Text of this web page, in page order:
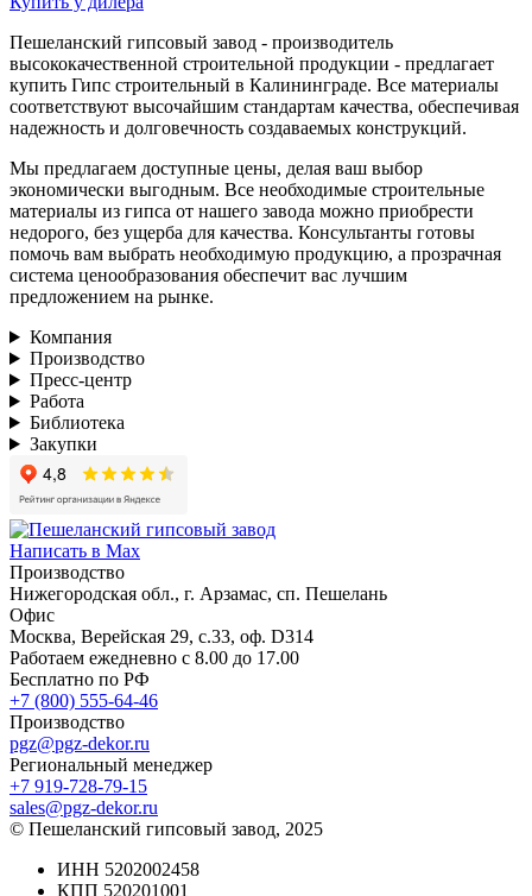
Пешеланский гипсовый завод - производитель
высококачественной строительной продукции - предлагает
купить Гипс строительный в Калининграде. Все материалы
соответствуют высочайшим стандартам качества, обеспечивая
надежность и долговечность создаваемых конструкций.
Мы предлагаем доступные цены, делая ваш выбор
экономически выгодным. Все необходимые строительные
материалы из гипса от нашего завода можно приобрести
недорого, без ущерба для качества. Консультанты готовы
помочь вам выбрать необходимую продукцию, а прозрачная
система ценообразования обеспечит вас лучшим
предложением на рынке.
Компания
Производство
Пресс-центр
Работа
Библиотека
Закупки
Написать в Max
Производство
Нижегородская обл., г. Арзамас, сп. Пешелань
Офис
Москва, Верейская 29, с.33, оф. D314
Работаем ежедневно с 8.00 до 17.00
Бесплатно по РФ
+7 (800) 555-64-46
Производство
pgz@pgz-dekor.ru
Региональный менеджер
+7 919-728-79-15
sales@pgz-dekor.ru
© Пешеланский гипсовый завод, 2025
ИНН 5202002458
КПП 520201001